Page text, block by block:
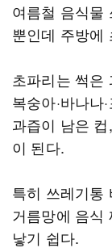
여름철 음식물
뿐인데 주방에
초파리는 썩은
복숭아·바나
과즙이 남은
이 된다.
특히 쓰레기통
거름망에 음식
낳기 쉽다.